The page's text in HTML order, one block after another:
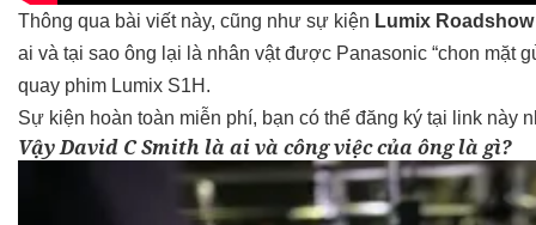
Thông qua bài viết này, cũng như sự kiện Lumix
ai và tại sao ông lại là nhân vật được Panasonic “chon mặt
quay phim Lumix S1H.
Sự kiện hoàn toàn miễn phí, bạn có thể đăng ký tại link này
Vậy David C Smith là ai và công việc của ông là gì?